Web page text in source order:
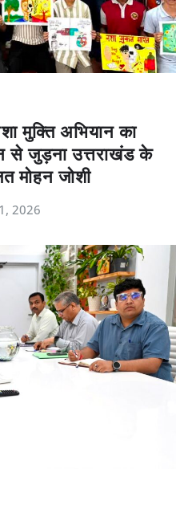
मुक्ति अभियान का
से जुड़ना उत्तराखंड के
मोहन जोशी
2026